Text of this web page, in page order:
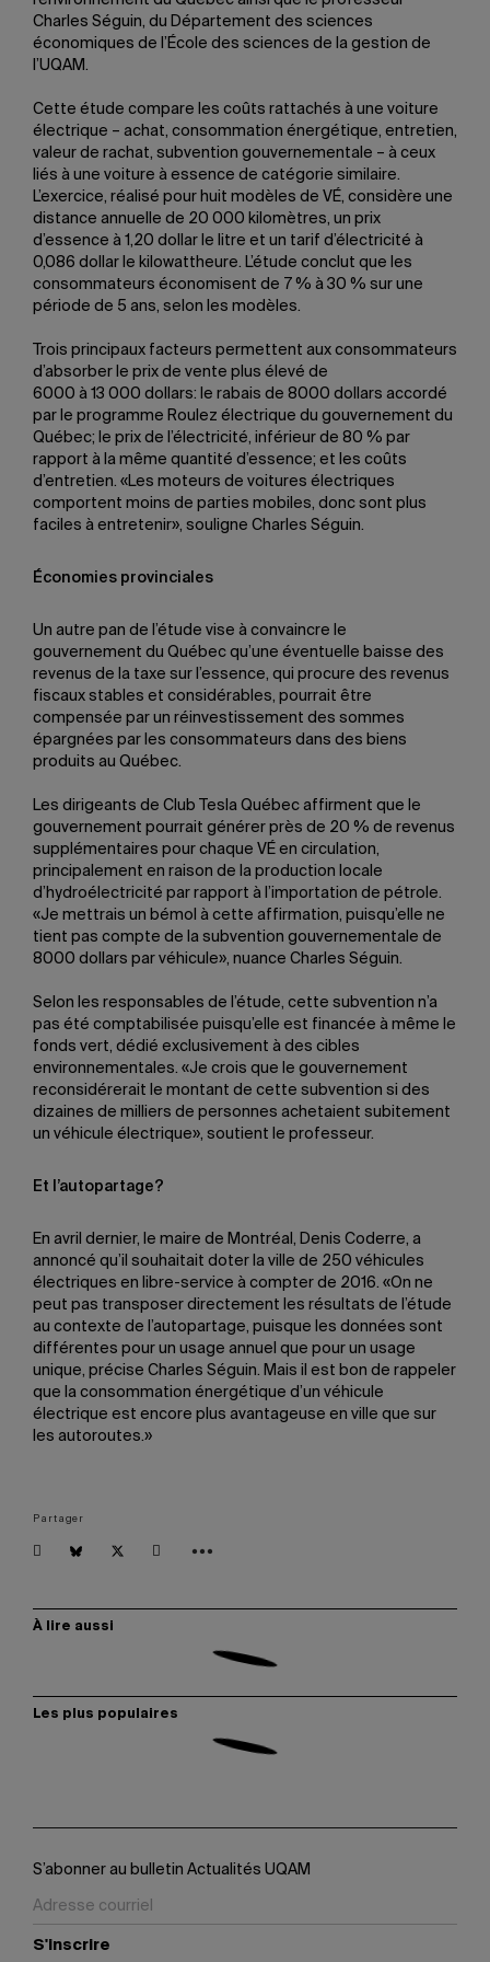
Charles Séguin, du Département des sciences
économiques de l’École des sciences de la gestion de
l’UQAM.
Cette étude compare les coûts rattachés à une voiture
électrique – achat, consommation énergétique, entretien,
valeur de rachat, subvention gouvernementale – à ceux
liés à une voiture à essence de catégorie similaire.
L’exercice, réalisé pour huit modèles de VÉ, considère une
distance annuelle de 20 000 kilomètres, un prix
d’essence à 1,20 dollar le litre et un tarif d’électricité à
0,086 dollar le kilowattheure. L’étude conclut que les
consommateurs économisent de 7 % à 30 % sur une
période de 5 ans, selon les modèles.
Trois principaux facteurs permettent aux consommateurs
d’absorber le prix de vente plus élevé de
6000 à 13 000 dollars: le rabais de 8000 dollars accordé
par le programme Roulez électrique du gouvernement du
Québec; le prix de l’électricité, inférieur de 80 % par
rapport à la même quantité d’essence; et les coûts
d’entretien. «Les moteurs de voitures électriques
comportent moins de parties mobiles, donc sont plus
faciles à entretenir», souligne Charles Séguin.
Économies provinciales
Un autre pan de l’étude vise à convaincre le
gouvernement du Québec qu’une éventuelle baisse des
revenus de la taxe sur l’essence, qui procure des revenus
fiscaux stables et considérables, pourrait être
compensée par un réinvestissement des sommes
épargnées par les consommateurs dans des biens
produits au Québec.
Les dirigeants de Club Tesla Québec affirment que le
gouvernement pourrait générer près de 20 % de revenus
supplémentaires pour chaque VÉ en circulation,
principalement en raison de la production locale
d’hydroélectricité par rapport à l’importation de pétrole.
«Je mettrais un bémol à cette affirmation, puisqu’elle ne
tient pas compte de la subvention gouvernementale de
8000 dollars par véhicule», nuance Charles Séguin.
Selon les responsables de l’étude, cette subvention n’a
pas été comptabilisée puisqu’elle est financée à même le
fonds vert, dédié exclusivement à des cibles
environnementales. «Je crois que le gouvernement
reconsidérerait le montant de cette subvention si des
dizaines de milliers de personnes achetaient subitement
un véhicule électrique», soutient le professeur.
Et l’autopartage?
En avril dernier, le maire de Montréal, Denis Coderre, a
annoncé qu’il souhaitait doter la ville de 250 véhicules
électriques en libre-service à compter de 2016. «On ne
peut pas transposer directement les résultats de l’étude
au contexte de l’autopartage, puisque les données sont
différentes pour un usage annuel que pour un usage
unique, précise Charles Séguin. Mais il est bon de rappeler
que la consommation énergétique d’un véhicule
électrique est encore plus avantageuse en ville que sur
les autoroutes.»
Partager
À lire aussi
Les plus populaires
S’abonner au bulletin Actualités UQAM
S'inscrire